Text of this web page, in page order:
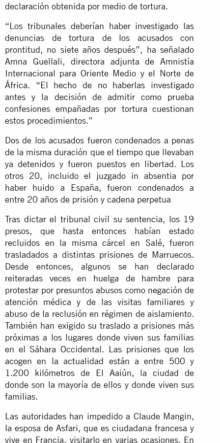
declaración obtenida por medio de tortura.
“Los tribunales deberían haber investigado las
denuncias de tortura de los acusados con
prontitud, no siete años después”, ha señalado
Amna Guellali, directora adjunta de Amnistía
Internacional para Oriente Medio y el Norte de
África. “El hecho de no haberlas investigado
antes y la decisión de admitir como prueba
confesiones empañadas por tortura cuestionan
estos procedimientos.”
Dos de los acusados fueron condenados a penas
de la misma duración que el tiempo que llevaban
ya detenidos y fueron puestos en libertad. Los
otros 20, incluido el juzgado in absentia por
haber huido a España, fueron condenados a
entre 20 años de prisión y cadena perpetua
Tras dictar el tribunal civil su sentencia, los 19
presos, que hasta entonces habían estado
recluidos en la misma cárcel en Salé, fueron
trasladados a distintas prisiones de Marruecos.
Desde entonces, algunos se han declarado
reiteradas veces en huelga de hambre para
protestar por presuntos abusos como negación de
atención médica y de las visitas familiares y
abuso de la reclusión en régimen de aislamiento.
También han exigido su traslado a prisiones más
próximas a los lugares donde viven sus familias
en el Sáhara Occidental. Las prisiones que los
acogen en la actualidad están a entre 500 y
1.200 kilómetros de El Aaiún, la ciudad de
donde son la mayoría de ellos y donde viven sus
familias.
Las autoridades han impedido a Claude Mangin,
la esposa de Asfari, que es ciudadana francesa y
vive en Francia, visitarlo en varias ocasiones. En